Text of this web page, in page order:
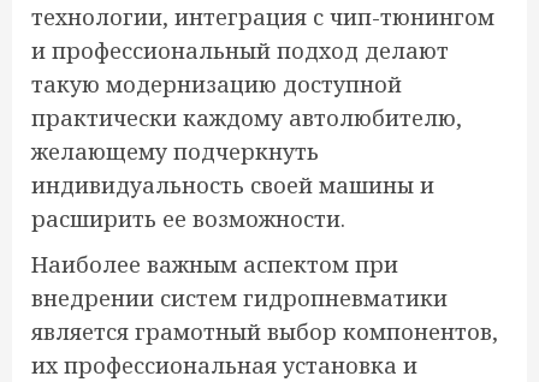
технологии, интеграция с чип-тюнингом
и профессиональный подход делают
такую модернизацию доступной
практически каждому автолюбителю,
желающему подчеркнуть
индивидуальность своей машины и
расширить ее возможности.
Наиболее важным аспектом при
внедрении систем гидропневматики
является грамотный выбор компонентов,
их профессиональная установка и